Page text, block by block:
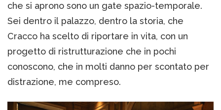
che si aprono sono un gate spazio-temporale.
Sei dentro il palazzo, dentro la storia, che
Cracco ha scelto di riportare in vita, con un
progetto di ristrutturazione che in pochi
conoscono, che in molti danno per scontato per
distrazione, me compreso.